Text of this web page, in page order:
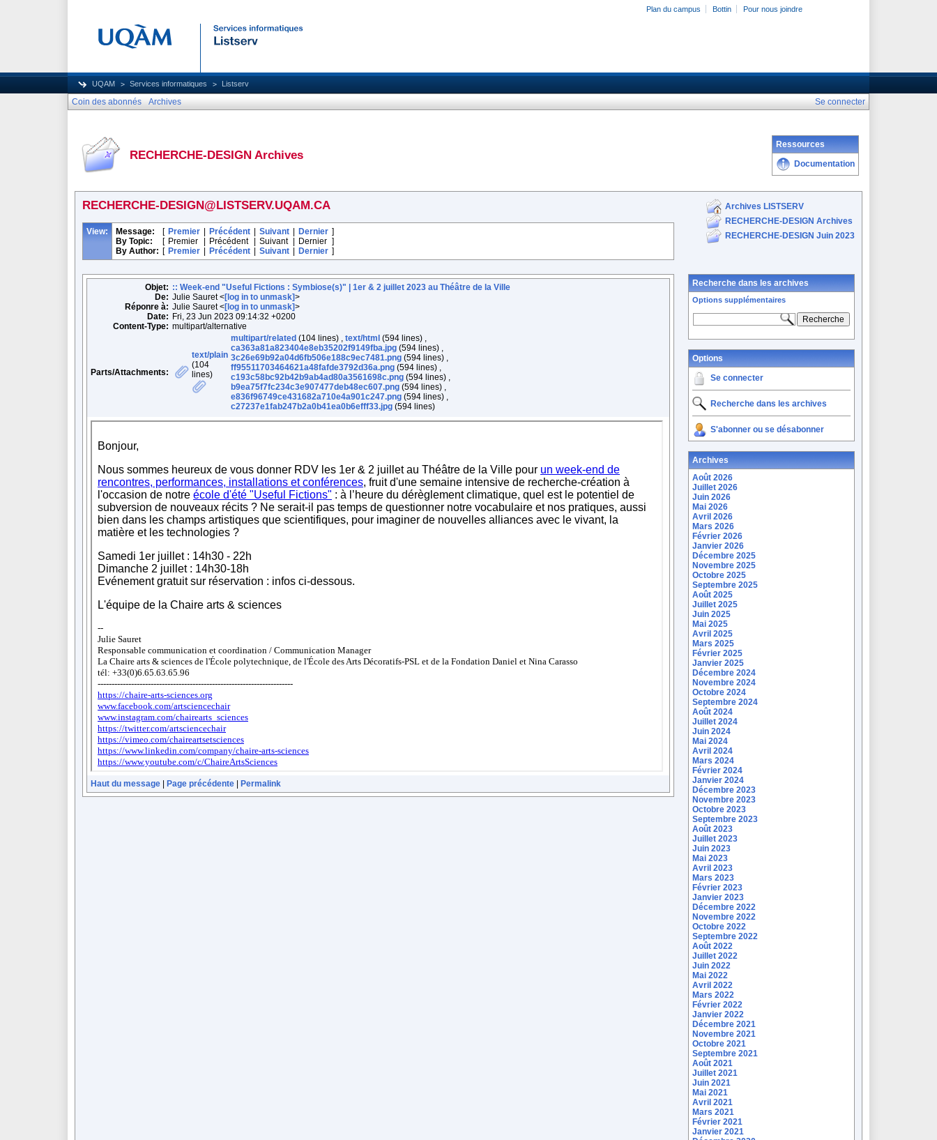
Plan du campus Bottin Pour nous joindre
UQAM Services informatiques Listserv
Coin des abonnés Archives Se connecter
RECHERCHE-DESIGN Archives
Ressources
Documentation
RECHERCHE-DESIGN@LISTSERV.UQAM.CA
View: Message: [ Premier Précédent Suivant Dernier ]
By Topic:
[ Premier Précédent Suivant Dernier ]
By Author: [ Premier Précédent Suivant Dernier ]
Archives LISTSERV
RECHERCHE-DESIGN Archives
RECHERCHE-DESIGN Juin 2023
Objet: :: Week-end "Useful Fictions : Symbiose(s)" | 1er & 2 juillet 2023 au Théâtre de la Ville
De: Julie Sauret <[log in to unmask]>
Réponre à: Julie Sauret <[log in to unmask]>
Date: Fri, 23 Jun 2023 09:14:32 +0200
Content-Type: multipart/alternative
Parts/Attachments:
text/plain
(104
lines)
multipart/related (104 lines) , text/html (594 lines) ,
ca363a81a823404e8eb35202f9149fba.jpg (594 lines) ,
3c26e69b92a04d6fb506e188c9ec7481.png (594 lines) ,
ff95511703464621a48fafde3792d36a.png (594 lines) ,
c193c58bc92b42b9ab4ad80a3561698c.png (594 lines) ,
b9ea75f7fc234c3e907477deb48ec607.png (594 lines) ,
e836f96749ce431682a710e4a901c247.png (594 lines) ,
c27237e1fab247b2a0b41ea0b6efff33.jpg (594 lines)
Haut du message Page précédente Permalink
Recherche dans les archives
Options supplémentaires
Options
Se connecter
Recherche dans les archives
S'abonner ou se désabonner
Archives
Août 2026
Juillet 2026
Juin 2026
Mai 2026
Avril 2026
Mars 2026
Février 2026
Janvier 2026
Décembre 2025
Novembre 2025
Octobre 2025
Septembre 2025
Août 2025
Juillet 2025
Juin 2025
Mai 2025
Avril 2025
Mars 2025
Février 2025
Janvier 2025
Décembre 2024
Novembre 2024
Octobre 2024
Septembre 2024
Août 2024
Juillet 2024
Juin 2024
Mai 2024
Avril 2024
Mars 2024
Février 2024
Janvier 2024
Décembre 2023
Novembre 2023
Octobre 2023
Septembre 2023
Août 2023
Juillet 2023
Juin 2023
Mai 2023
Avril 2023
Mars 2023
Février 2023
Janvier 2023
Décembre 2022
Novembre 2022
Octobre 2022
Septembre 2022
Août 2022
Juillet 2022
Juin 2022
Mai 2022
Avril 2022
Mars 2022
Février 2022
Janvier 2022
Décembre 2021
Novembre 2021
Octobre 2021
Septembre 2021
Août 2021
Juillet 2021
Juin 2021
Mai 2021
Avril 2021
Mars 2021
Février 2021
Janvier 2021